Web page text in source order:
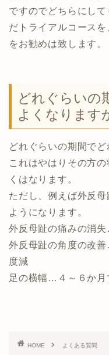
ですのでどちらにし
だトライアルコース
をお勧めは致します。
どれぐらいの
よくなります
どれぐらいの期間で
これはやはりその方
くはなります。
ただし、例えば外反
ようになります。
外反母趾の痛みの消
外反母趾の角度の改
度減
足の横幅…４～６か月
HOME よくある質問